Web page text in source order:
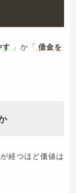
す 」か「 借金を
経つほど価値は